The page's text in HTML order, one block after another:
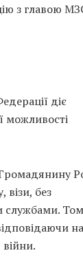
з главою
діє
можливості
візи, без
службами.
на